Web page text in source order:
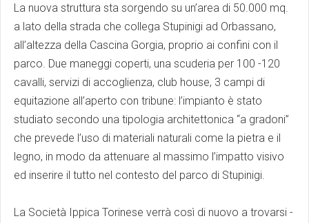
La nuova struttura sta sorgendo su un’area di 50.000 mq.
a lato della strada che collega Stupinigi ad Orbassano,
all’altezza della Cascina Gorgia, proprio ai confini con il
parco. Due maneggi coperti, una scuderia per 100 -120
cavalli, servizi di accoglienza, club house, 3 campi di
equitazione all’aperto con tribune: l’impianto è stato
studiato secondo una tipologia architettonica “a gradoni”
che prevede l’uso di materiali naturali come la pietra e il
legno, in modo da attenuare al massimo l’impatto visivo
ed inserire il tutto nel contesto del parco di Stupinigi.
La Società Ippica Torinese verrà così di nuovo a trovarsi -